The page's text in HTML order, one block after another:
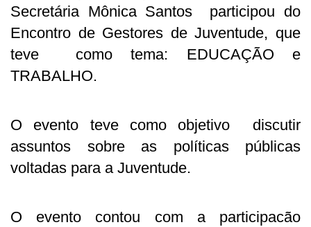
Secretária Mônica Santos participou do
Encontro de Gestores de Juventude, que
teve como tema: EDUCAÇÃO e
TRABALHO.
O evento teve como objetivo discutir
assuntos sobre as políticas públicas
voltadas para a Juventude.
O evento contou com a participacão